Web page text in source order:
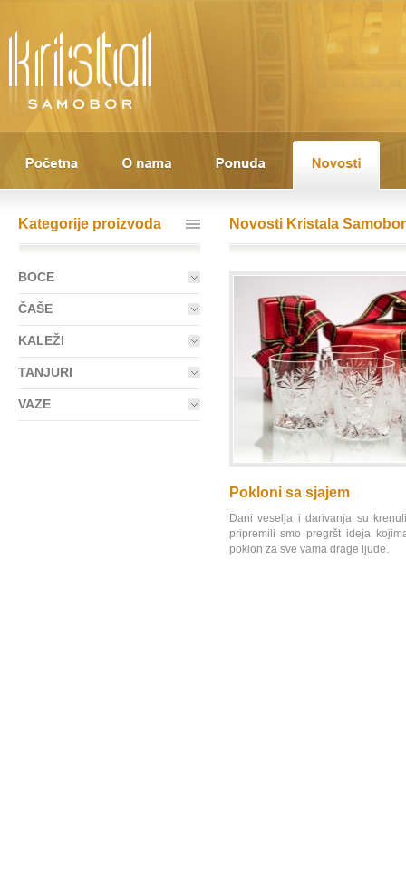
Kategorije proizvoda
BOCE
ČAŠE
KALEŽI
TANJURI
VAZE
Novosti Kristala Samobor
Pokloni sa sjajem
Dani veselja i darivanja su
pripremili smo pregršt ideja
poklon za sve vama drage ljude.